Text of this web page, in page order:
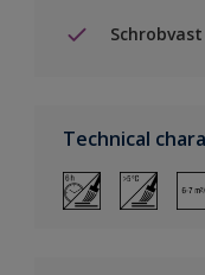
Technical